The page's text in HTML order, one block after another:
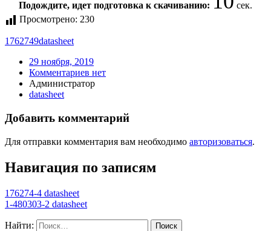
Подождите, идет подготовка к скачиванию:
сек.
Просмотрено: 230
1762749datasheet
29 ноября, 2019
Комментариев нет
Администратор
datasheet
Добавить комментарий
Для отправки комментария вам необходимо авторизоваться.
Навигация по записям
176274-4 datasheet
1-480303-2 datasheet
Найти: